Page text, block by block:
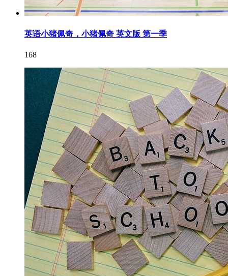
英语小猪佩奇，小猪佩奇 英文版 第一季
168